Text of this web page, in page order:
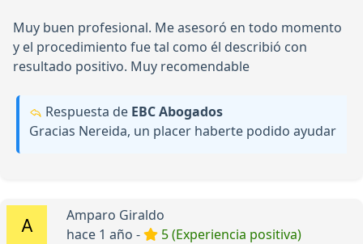
Muy buen profesional. Me asesoró en todo momento
y el procedimiento fue tal como él describió con
resultado positivo. Muy recomendable
Respuesta de EBC Abogados
Gracias Nereida, un placer haberte podido ayudar
Amparo Giraldo
hace 1 año -
5 (Experiencia positiva)